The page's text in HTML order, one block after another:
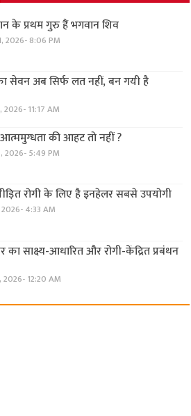
के प्रथम गुरु हैं भगवान शिव
2026- 8:06 PM
सेवन अब सिर्फ लत नहीं, बन गयी है
2026- 11:17 AM
की आहट तो नहीं ?
2026- 5:49 PM
रोगी के लिए है इनहेलर सबसे उपयोगी
4:33 AM
का साक्ष्य-आधारित और रोगी-केंद्रित प्रबंधन
12:20 AM